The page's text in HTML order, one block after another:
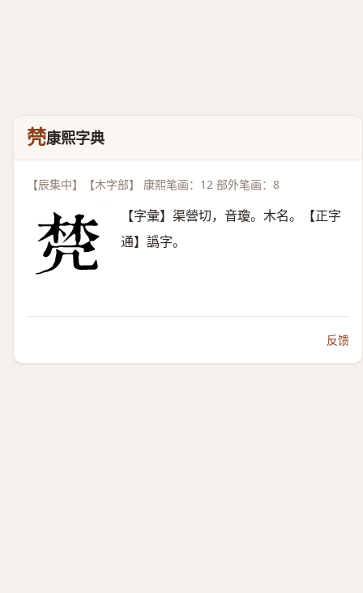
棾康熙字典
【辰集中】【木字部】 康熙笔画：12 部外笔画：8
【字彙】渠營切，音瓊。木名。【正字
通】譌字。
反馈